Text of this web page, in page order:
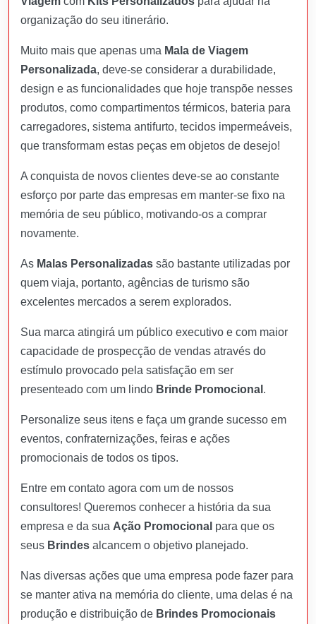
organização do seu itinerário.
Muito mais que apenas uma Mala de Viagem
Personalizada, deve-se considerar a durabilidade,
design e as funcionalidades que hoje transpõe nesses
produtos, como compartimentos térmicos, bateria para
carregadores, sistema antifurto, tecidos impermeáveis,
que transformam estas peças em objetos de desejo!
A conquista de novos clientes deve-se ao constante
esforço por parte das empresas em manter-se fixo na
memória de seu público, motivando-os a comprar
novamente.
As Malas Personalizadas são bastante utilizadas por
quem viaja, portanto, agências de turismo são
excelentes mercados a serem explorados.
Sua marca atingirá um público executivo e com maior
capacidade de prospecção de vendas através do
estímulo provocado pela satisfação em ser
presenteado com um lindo Brinde Promocional .
Personalize seus itens e faça um grande sucesso em
eventos, confraternizações, feiras e ações
promocionais de todos os tipos.
Entre em contato agora com um de nossos
consultores! Queremos conhecer a história da sua
empresa e da sua Ação Promocional para que os
seus Brindes alcancem o objetivo planejado.
Nas diversas ações que uma empresa pode fazer para
se manter ativa na memória do cliente, uma delas é na
produção e distribuição de Brindes Promocionais